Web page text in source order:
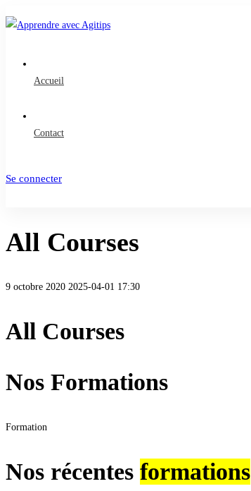
Accueil
Contact
Se connecter
All Courses
9 octobre 2020 2025-04-01 17:30
All Courses
Nos Formations
Formation
Nos récentes formations